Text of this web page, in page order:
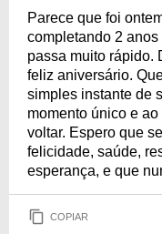
Parece que foi
completando 2
passa muito rápido.
feliz aniversário.
simples instante de
momento único e
voltar. Espero que
felicidade, saúde,
esperança, e que
COPIAR